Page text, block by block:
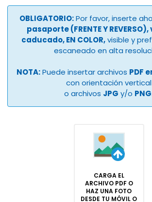
OBLIGATORIO:Por favor, inserte
pasaporte (FRENTE Y
caducado, EN COLOR,visible y
escaneado en alta
NOTA:Puede insertar archivos PDF
con orientación vertical
o archivos JPG y/o
CARGA EL
ARCHIVO PDF O
HAZ UNA FOTO
DESDE TU MÓVIL O